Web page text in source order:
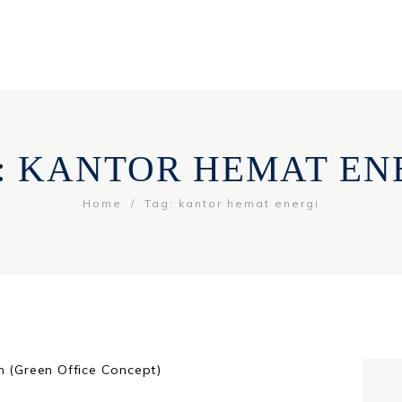
KANTOR HEMAT
Home Tag: kantor hemat energi